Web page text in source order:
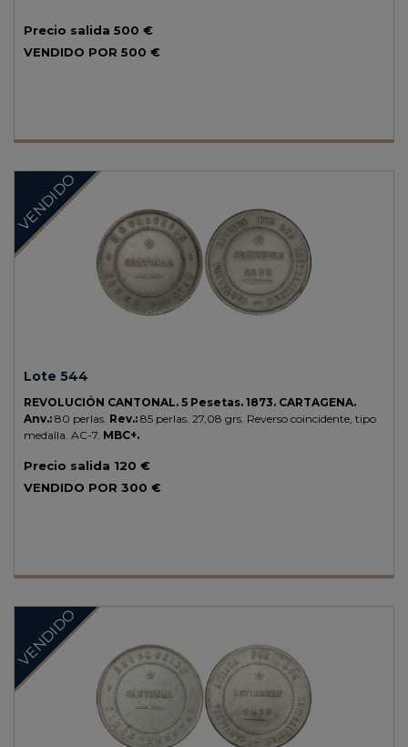
Precio salida 500 €
VENDIDO POR 500 €
VENDIDO
Lote 544
REVOLUCIÓN CANTONAL. 5 Pesetas. 1873. CARTAGENA.
Anv.: 80 perlas. Rev.: 85 perlas. 27,08 grs. Reverso coincidente, tipo
medalla. AC-7. MBC+.
Precio salida 120 €
VENDIDO POR 300 €
VENDIDO